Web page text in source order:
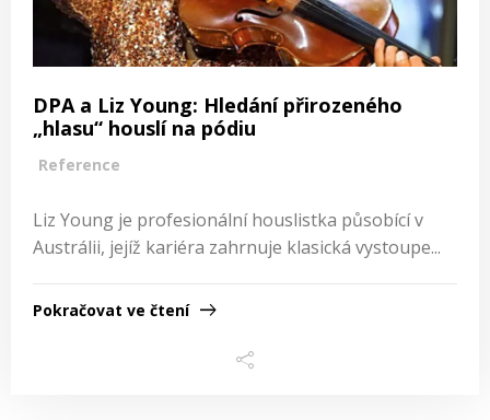
DPA a Liz Young: Hledání přirozeného
„hlasu“ houslí na pódiu
Reference
Liz Young je profesionální houslistka působící v
Austrálii, jejíž kariéra zahrnuje klasická vystoupe...
Pokračovat ve čtení